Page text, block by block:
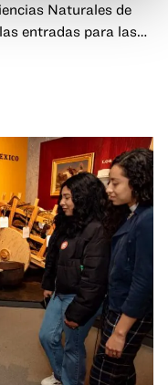
Naturales de
entradas para las